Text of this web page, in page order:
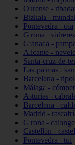
Ourense -
Bizkaia -
Pontevedra - oia
Girona - vidreres
Granada -
Alicante -
Santa-cruz-de-
Las-palmas -
Barcelona -
Málaga -
Asturias -
Barcelona -
Madrid -
Girona - calonge
Castellón -
Pontevedra - tui